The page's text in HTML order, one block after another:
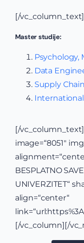
[/
Master studije:
Psychology,
Data
Supply
[/
image=“8051″
BESPLATNO
UNIVERZITET“
align=“center“
[/vc_column][/